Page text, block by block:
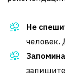
Не
человек.